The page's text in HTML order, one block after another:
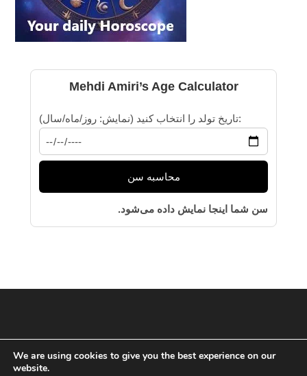
Mehdi Amiri’s Age Calculator
تاریخ تولد را انتخاب کنید (نمایش: روز/ماه/سال):
محاسبه سن
سن شما اینجا نمایش داده می‌شود.
We are using cookies to give you the best experience on our
website.